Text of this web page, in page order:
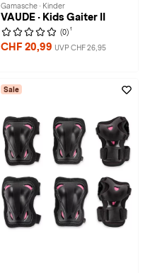
Gamasche · Kinder
VAUDE · Kids Gaiter II
(0) 1
CHF 20,99 UVP CHF 26,95
Sale